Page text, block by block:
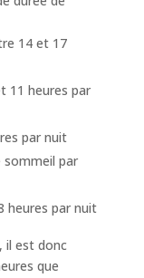
14 et 17
11 heures par
par nuit
sommeil par
heures par nuit
il est donc
que